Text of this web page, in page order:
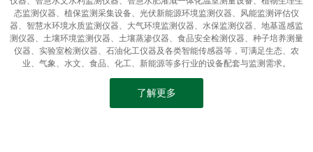
态监测仪器、植保监测采集设备、光伏新能源环境监测仪器、风能监测评估仪
器、智慧水环境水质监测仪器、大气环境监测仪器、水保监测仪器、地基遥感监
测仪器、土壤环境监测仪器、土壤蒸渗仪器、食品安全检测仪器、种子培养测量
仪器、实验室检测仪器、石油化工仪器及各类智能传感器等，可满足生态、农
业、气象、水文、食品、化工、新能源等多行业的设备配套与监测需求。
了解更多